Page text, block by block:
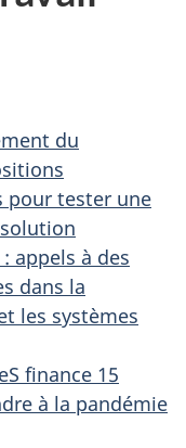
du
pour tester une
appels à des
dans la
les systèmes
finance 15
à la pandémie